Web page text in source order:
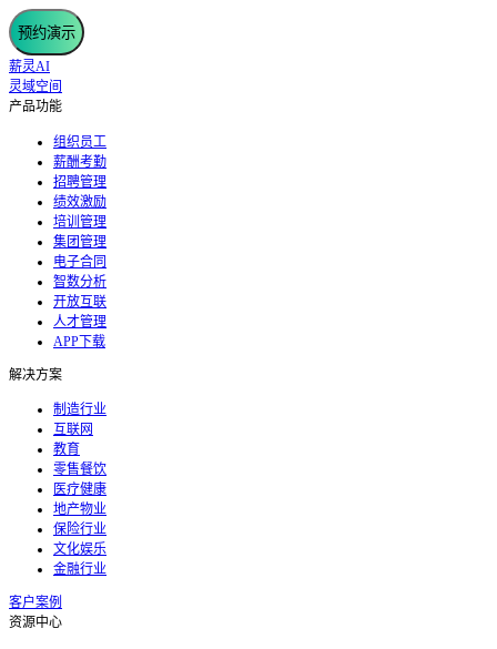
预约演示
薪灵AI
灵域空间
产品功能
组织员工
薪酬考勤
招聘管理
绩效激励
培训管理
集团管理
电子合同
智数分析
开放互联
人才管理
APP下载
解决方案
制造行业
互联网
教育
零售餐饮
医疗健康
地产物业
保险行业
文化娱乐
金融行业
客户案例
资源中心